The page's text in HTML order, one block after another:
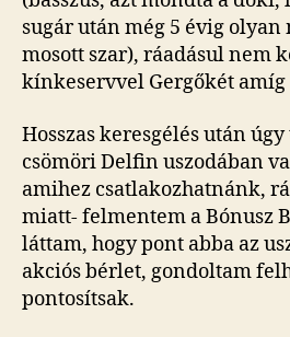
sugár után még 5 évig
mosott szar), ráadásul nem
kínkeservvel Gergőkét amíg
Hosszas keresgélés után
csömöri Delfin uszodában
amihez csatlakozhatnánk,
miatt- felmentem a Bónusz
láttam, hogy pont abba az
akciós bérlet, gondoltam
pontosítsak.